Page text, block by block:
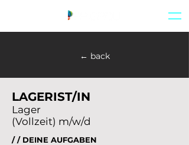
← back
LAGERIST/IN
Lager
(Vollzeit) m/w/d
/ / DEINE AUFGABEN